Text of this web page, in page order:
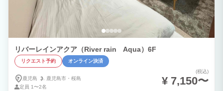
リバーレインアクア（River rain Aqua）6F
リクエスト予約 オンライン決済
鹿児島 鹿児島市・ 桜島
定員 1〜2名
(税込)
¥ 7,150〜